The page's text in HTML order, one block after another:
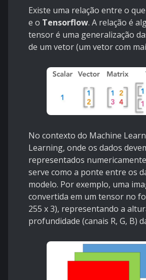
Existe uma relação entre o
e o Tensorflow. A relação é
tensor é uma generalização
de um vetor (um vetor com
No contexto do Machine
Learning, onde os dados
representados
serve como a ponte entre os
modelo. Por exemplo, uma
convertida em um tensor no
255 x 3), representando a
profundidade (canais R, G, B)